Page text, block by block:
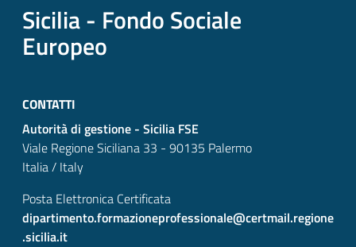
Sicilia - Fondo Sociale
Europeo
CONTATTI
Autorità di gestione - Sicilia FSE
Viale Regione Siciliana 33 - 90135 Palermo
Italia / Italy
Posta Elettronica Certificata
dipartimento.formazioneprofessionale@certmail.regione
.sicilia.it